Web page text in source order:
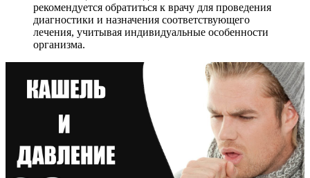
рекомендуется обратиться к врачу для проведения
диагностики и назначения соответствующего
лечения, учитывая индивидуальные особенности
организма.